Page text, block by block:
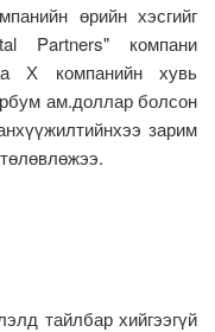
өрийн хэсгийг
Partners" компани
Х компанийн хувь
ам.доллар болсон
зарим
тайлбар хийгээгүй